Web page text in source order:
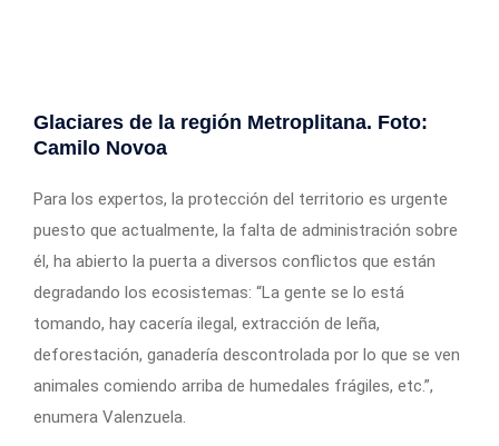
Glaciares de la región Metroplitana. Foto:
Camilo Novoa
Para los expertos, la protección del territorio es urgente
puesto que actualmente, la falta de administración sobre
él, ha abierto la puerta a diversos conflictos que están
degradando los ecosistemas: “La gente se lo está
tomando, hay cacería ilegal, extracción de leña,
deforestación, ganadería descontrolada por lo que se ven
animales comiendo arriba de humedales frágiles, etc.”,
enumera Valenzuela.